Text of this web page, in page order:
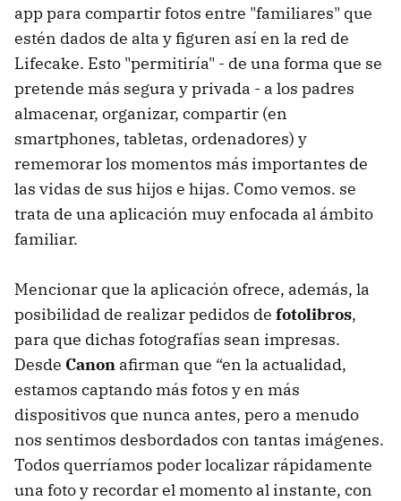
app para compartir fotos entre "familiares" que
estén dados de alta y figuren así en la red de
Lifecake. Esto "permitiría" - de una forma que se
pretende más segura y privada - a los padres
almacenar, organizar, compartir (en
smartphones, tabletas, ordenadores) y
rememorar los momentos más importantes de
las vidas de sus hijos e hijas. Como vemos. se
trata de una aplicación muy enfocada al ámbito
familiar.
Mencionar que la aplicación ofrece, además, la
posibilidad de realizar pedidos de fotolibros,
para que dichas fotografías sean impresas.
Desde Canon afirman que “en la actualidad,
estamos captando más fotos y en más
dispositivos que nunca antes, pero a menudo
nos sentimos desbordados con tantas imágenes.
Todos querríamos poder localizar rápidamente
una foto y recordar el momento al instante, con